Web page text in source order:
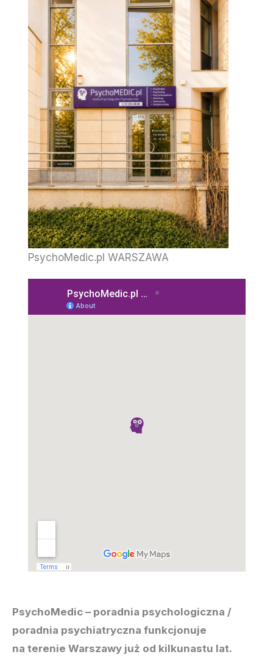
PsychoMedic.pl WARSZAWA
PsychoMedic – poradnia psychologiczna /
poradnia psychiatryczna funkcjonuje
na terenie Warszawy już od kilkunastu lat.